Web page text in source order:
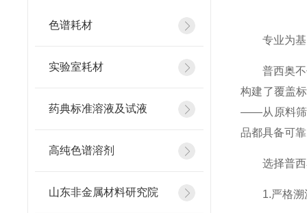
色谱耗材
实验室耗材
药典标准溶液及试液
高纯色谱溶剂
山东非金属材料研究院
专业为基
普西奥不仅
构建了覆盖
——从原料筛
品都具备可
选择普西
1.严格溯